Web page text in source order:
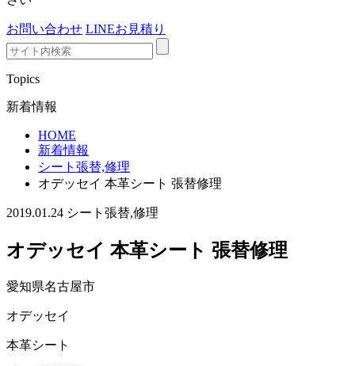
お問い合わせ LINEお見積り
Topics
新着情報
HOME
新着情報
シート張替,修理
オデッセイ 本革シート 張替修理
2019.01.24 シート張替,修理
オデッセイ 本革シート 張替修理
愛知県名古屋市
オデッセイ
本革シート